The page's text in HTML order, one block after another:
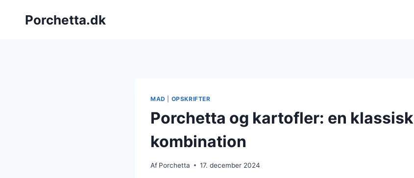
Porchetta.dk
MAD OPSKRIFTER
Porchetta og kartofler: en klassisk
kombination
Af Porchetta 17. december 2024